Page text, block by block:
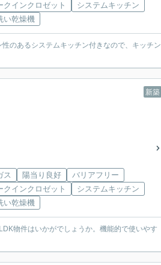
クインクロゼット
システムキッチン
い乾燥機
のあるシステムキッチン付きなので、キッチン
新築
ス 陽当り良好
バリアフリー
クインクロゼット
システムキッチン
い乾燥機
物件はいかがでしょうか。機能的で使いやす